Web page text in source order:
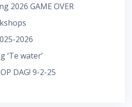
2026 GAME OVER
2026
‘Te water’
DAG! 9-2-25